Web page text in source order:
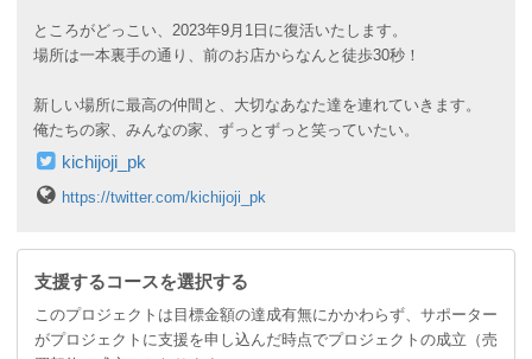
ところがどっこい、2023年9月1日に復活いたします。
場所は一本裏手の通り、前のお店からなんと徒歩30秒！
新しい場所に最高の仲間と、大切なあなた達を連れていきます。
俺たちの家、みんなの家、ずっとずっと笑っていたい。
kichijoji_pk
https://twitter.com/kichijoji_pk
支援するコースを選択する
このプロジェクトは目標金額の達成有無にかかわらず、サポーター
がプロジェクトに支援を申し込んだ時点でプロジェクトの成立（売